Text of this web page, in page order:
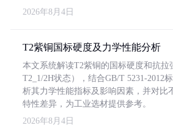
2026年8月4日
T2紫铜国标硬度及力学性能分析
本文系统解读T2紫铜的国标硬度和抗拉
T2_1/2H状态），结合GB/T 5231-2012
析其力学性能指标及影响因素，并对比
特性差异，为工业选材提供参考。
2026年8月4日